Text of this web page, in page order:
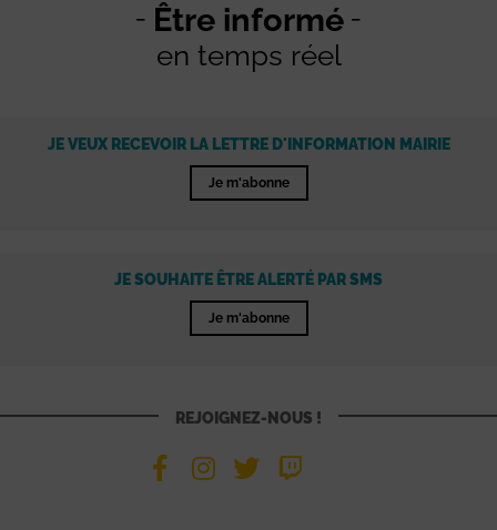
Être informé
en temps réel
JE VEUX RECEVOIR LA LETTRE D'INFORMATION MAIRIE
Je m'abonne
JE SOUHAITE ÊTRE ALERTÉ PAR SMS
Je m'abonne
REJOIGNEZ-NOUS !